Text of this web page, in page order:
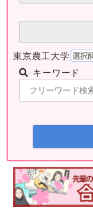
東京農工大学
キーワード